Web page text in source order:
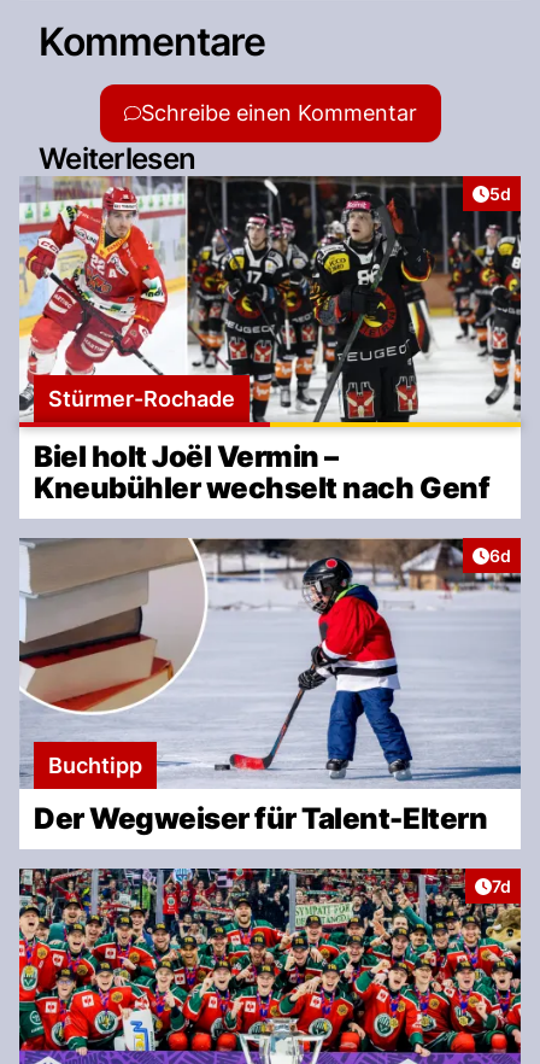
Kommentare
Schreibe einen Kommentar
Weiterlesen
5d
Stürmer-Rochade
Biel holt Joël Vermin –
Kneubühler wechselt nach Genf
6d
Buchtipp
Der Wegweiser für Talent-Eltern
7d